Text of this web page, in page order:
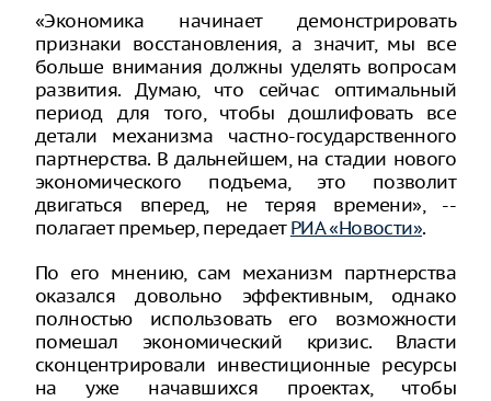
«Экономика начинает демонстрировать
признаки восстановления, а значит, мы все
больше внимания должны уделять вопросам
развития. Думаю, что сейчас оптимальный
период для того, чтобы дошлифовать все
детали механизма частно-государственного
партнерства. В дальнейшем, на стадии нового
экономического подъема, это позволит
двигаться вперед, не теряя времени», --
полагает премьер, передаетРИА «Новости».
По его мнению, сам механизм партнерства
оказался довольно эффективным, однако
полностью использовать его возможности
помешал экономический кризис. Власти
сконцентрировали инвестиционные ресурсы
на уже начавшихся проектах, чтобы